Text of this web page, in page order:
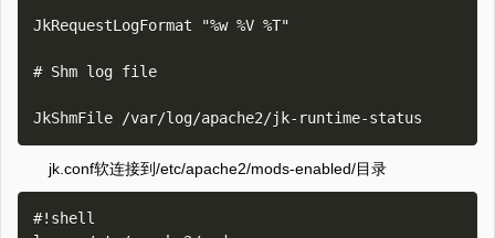
JkRequestLogFormat "%w %V %T"
# Shm log file
jk.conf软连接到/etc/apache2/mods-enabled/目录
#!shell